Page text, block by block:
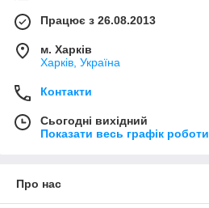
Працює з 26.08.2013
м. Харків
Харків, Україна
Контакти
Сьогодні вихідний
Показати весь графік роботи
Про нас